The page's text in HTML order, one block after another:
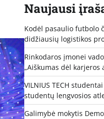
Naujausi
Kodėl pasaulio futbolo
didžiausių logistikos
Rinkodaros įmonei
„Aiškumas dėl
VILNIUS TECH
studentų lengvosios
Galimybė mokytis